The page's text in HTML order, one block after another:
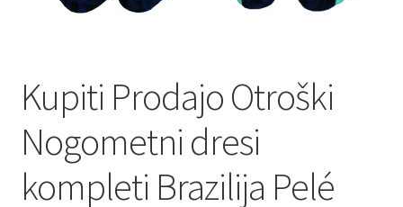
Kupiti Prodajo Otroški
Nogometni dresi
kompleti Brazilija Pelé